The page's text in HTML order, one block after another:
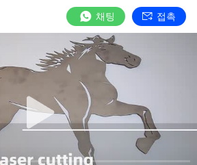
채팅 접촉